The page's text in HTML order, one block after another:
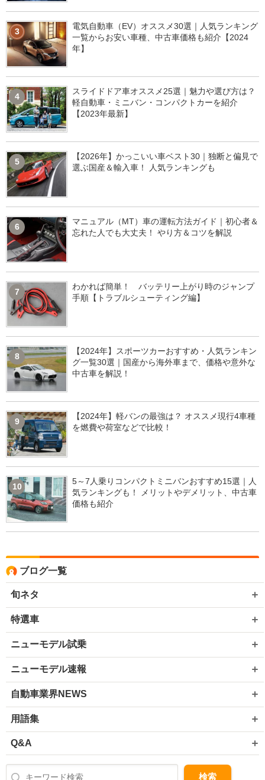
3
電気自動車（EV）オススメ30選｜人気ランキング
一覧からお安い車種、中古車価格も紹介【2024
年】
4
スライドドア車オススメ25選｜魅力や選び方は？
軽自動車・ミニバン・コンパクトカーを紹介
【2023年最新】
5
【2026年】かっこいい車ベスト30｜独断と偏見で
選ぶ国産＆輸入車！ 人気ランキングも
6
マニュアル（MT）車の運転方法ガイド｜初心者＆
忘れた人でも大丈夫！ やり方＆コツを解説
7
わかれば簡単！ バッテリー上がり時のジャンプ
手順【トラブルシューティング編】
8
【2024年】スポーツカーおすすめ・人気ランキン
グ一覧30選｜国産から海外車まで、価格や意外な
中古車を解説！
9
【2024年】軽バンの最強は？ オススメ現行4車種
を燃費や荷室などで比較！
10
5～7人乗りコンパクトミニバンおすすめ15選｜人
気ランキングも！ メリットやデメリット、中古車
価格も紹介
ブログ一覧
旬ネタ
特選車
ニューモデル試乗
ニューモデル速報
自動車業界NEWS
用語集
Q&A